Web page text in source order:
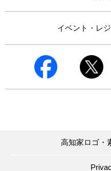
イベント・レ
高知家ロゴ・